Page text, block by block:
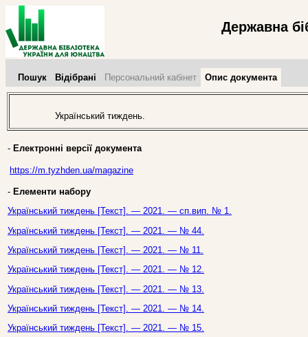
Державна
Пошук Відібрані Персональний кабінет Опис документа
Український тиждень.
- Електронні версії документа
https://m.tyzhden.ua/magazine
- Елементи набору
Український тиждень [Текст]. — 2021. — сп.вип. № 1.
Український тиждень [Текст]. — 2021. — № 44.
Український тиждень [Текст]. — 2021. — № 11.
Український тиждень [Текст]. — 2021. — № 12.
Український тиждень [Текст]. — 2021. — № 13.
Український тиждень [Текст]. — 2021. — № 14.
Український тиждень [Текст]. — 2021. — № 15.